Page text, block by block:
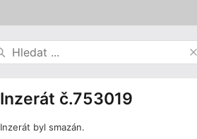
Inzerát č.753019
Inzerát byl smazán.